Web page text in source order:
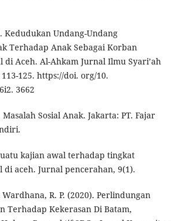
Kedudukan Undang-Undang
Terhadap Anak Sebagai Korban
di Aceh. Al-Ahkam Jurnal Ilmu Syari’ah
125. https://doi. org/10.
3662
Masalah Sosial Anak. Jakarta: PT. Fajar
kajian awal terhadap tingkat
di aceh. Jurnal pencerahan, 9(1).
R. P. (2020). Perlindungan
Terhadap Kekerasan Di Batam,